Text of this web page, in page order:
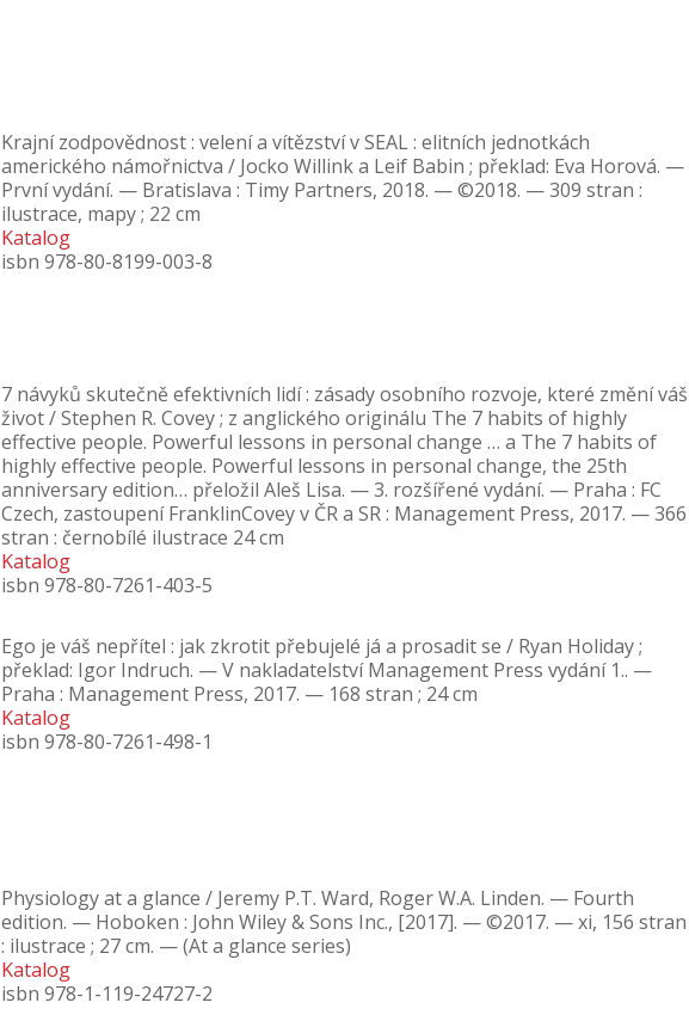
Krajní zodpovědnost : velení a vítězství v SEAL : elitních jednotkách
amerického námořnictva / Jocko Willink a Leif Babin ; překlad: Eva Horová. —
První vydání. — Bratislava : Timy Partners, 2018. — ©2018. — 309 stran :
ilustrace, mapy ; 22 cm
Katalog
isbn 978-80-8199-003-8
7 návyků skutečně efektivních lidí : zásady osobního rozvoje, které změní váš
život / Stephen R. Covey ; z anglického originálu The 7 habits of highly
effective people. Powerful lessons in personal change … a The 7 habits of
highly effective people. Powerful lessons in personal change, the 25th
anniversary edition… přeložil Aleš Lisa. — 3. rozšířené vydání. — Praha : FC
Czech, zastoupení FranklinCovey v ČR a SR : Management Press, 2017. — 366
stran : černobílé ilustrace 24 cm
Katalog
isbn 978-80-7261-403-5
Ego je váš nepřítel : jak zkrotit přebujelé já a prosadit se / Ryan Holiday ;
překlad: Igor Indruch. — V nakladatelství Management Press vydání 1.. —
Praha : Management Press, 2017. — 168 stran ; 24 cm
Katalog
isbn 978-80-7261-498-1
Physiology at a glance / Jeremy P.T. Ward, Roger W.A. Linden. — Fourth
edition. — Hoboken : John Wiley & Sons Inc., [2017]. — ©2017. — xi, 156 stran
: ilustrace ; 27 cm. — (At a glance series)
Katalog
isbn 978-1-119-24727-2